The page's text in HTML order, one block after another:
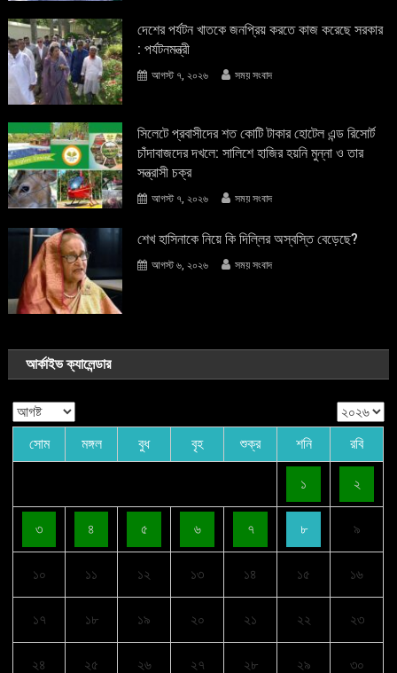
দেশের পর্যটন খাতকে জনপ্রিয় করতে কাজ করেছে সরকার
: পর্যটনমন্ত্রী
আগস্ট ৭, ২০২৬ সময় সংবাদ
সিলেটে প্রবাসীদের শত কোটি টাকার হোটেল এন্ড রিসোর্ট
চাঁদাবাজদের দখলে: সালিশে হাজির হয়নি মুন্না ও তার
সন্ত্রাসী চক্র
আগস্ট ৭, ২০২৬ সময় সংবাদ
শেখ হাসিনাকে নিয়ে কি দিল্লির অস্বস্তি বেড়েছে?
আগস্ট ৬, ২০২৬ সময় সংবাদ
আর্কাইভ ক্যালেন্ডার
সোম মঙ্গল বুধ বৃহ শুক্র শনি রবি
১ ২
৩ ৪ ৫ ৬ ৭ ৮ ৯
১০ ১১ ১২ ১৩ ১৪ ১৫ ১৬
১৭ ১৮ ১৯ ২০ ২১ ২২ ২৩
২৪ ২৫ ২৬ ২৭ ২৮ ২৯ ৩০